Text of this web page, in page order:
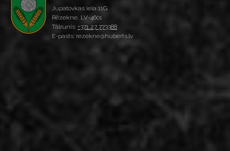
Jupatovkas iela 11G
Rēzekne, LV-4601
Tālrunis: +371 27 773388
E-pasts: rezekne@huberts.lv